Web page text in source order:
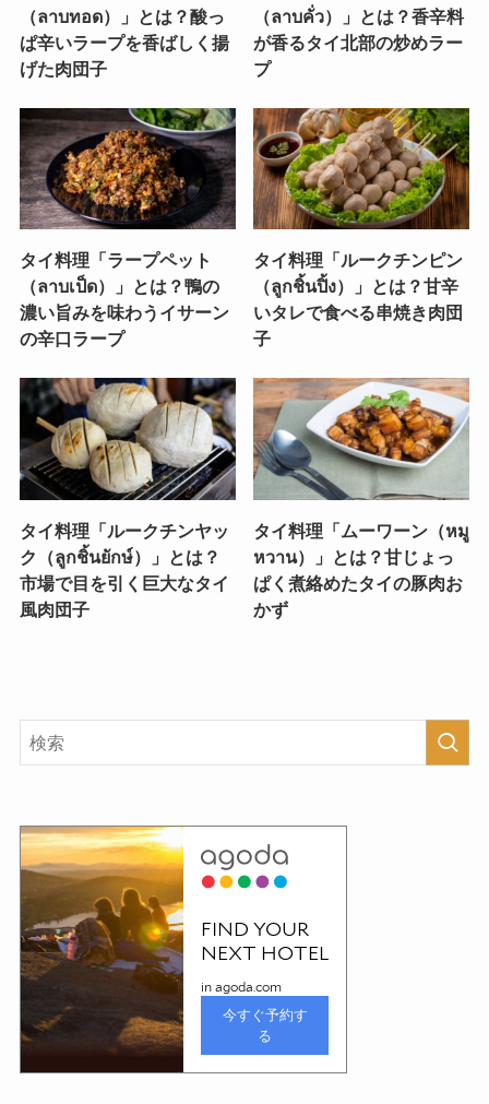
（ลาบทอด）」とは？酸っ
ぱ辛いラープを香ばしく揚
げた肉団子
（ลาบคั่ว）」とは？香辛料
が香るタイ北部の炒めラー
プ
タイ料理「ラープペット
（ลาบเป็ด）」とは？鴨の
濃い旨みを味わうイサーン
の辛口ラープ
タイ料理「ルークチンピン
（ลูกชิ้นปิ้ง）」とは？甘辛
いタレで食べる串焼き肉団
子
タイ料理「ルークチンヤッ
ク（ลูกชิ้นยักษ์）」とは？
市場で目を引く巨大なタイ
風肉団子
タイ料理「ムーワーン（หมู
หวาน）」とは？甘じょっ
ぱく煮絡めたタイの豚肉お
かず